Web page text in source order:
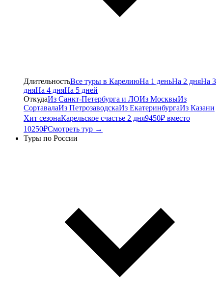
ДлительностьВсе туры в КарелиюНа 1 деньНа 2 дняНа 3
дняНа 4 дняНа 5 дней
ОткудаИз Санкт-Петербурга и ЛОИз МосквыИз
СортавалаИз ПетрозаводскаИз ЕкатеринбургаИз Казани
Хит сезонаКарельское счастье 2 дня9450₽ вместо
10250₽Смотреть тур →
Туры по России